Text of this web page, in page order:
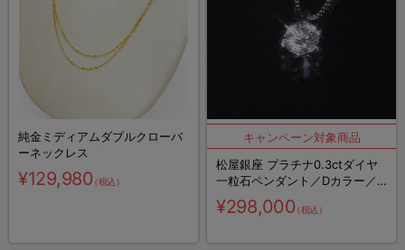
純金ミディアムダブルクローバ
ーネックレス
¥129,980（税込）
松屋銀座 プラチナ0.3ctダイヤ
一粒石ペンダント／Dカラー／IF
クラス／3EX(トリプルエクセレ
ント)カット／鑑定書付き
¥298,000（税込）